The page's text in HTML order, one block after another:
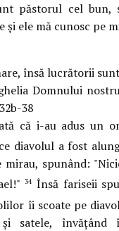
păstorul cel bun,
şi ele mă cunosc pe
însă lucrătorii
Domnului
38
că i-au adus un
diavolul a fost
spunând:
34Însă fariseii
îi scoate pe
satele, învăţând